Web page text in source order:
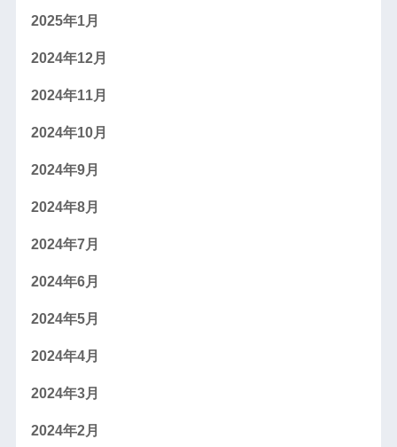
2025年1月
2024年12月
2024年11月
2024年10月
2024年9月
2024年8月
2024年7月
2024年6月
2024年5月
2024年4月
2024年3月
2024年2月